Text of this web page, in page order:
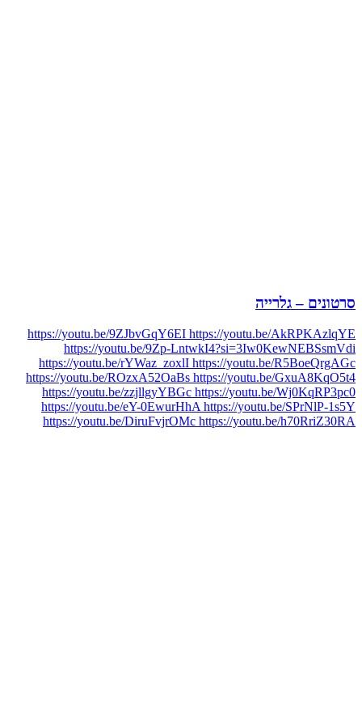
סרטונים – גלרייה
https://youtu.be/9ZJbvGqY6EI https://youtu.be/AkRPKAzlqYE
https://youtu.be/9Zp-LntwkI4?si=3Iw0KewNEBSsmVdi
https://youtu.be/rYWaz_zoxlI https://youtu.be/R5BoeQrgAGc
https://youtu.be/ROzxA52OaBs https://youtu.be/GxuA8KqO5t4
https://youtu.be/zzjllgyYBGc https://youtu.be/Wj0KqRP3pc0
https://youtu.be/eY-0EwurHhA https://youtu.be/SPrNlP-1s5Y
https://youtu.be/DiruFvjrOMc https://youtu.be/h70RriZ30RA